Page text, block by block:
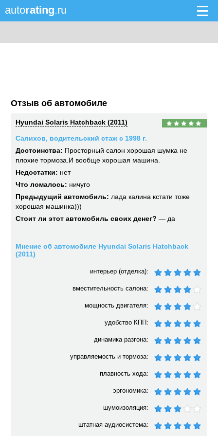
autorating.ru
Отзыв об автомобиле
Hyundai Solaris Hatchback (2011)
Салихов, водительский стаж с 1998 г.
Достоинства: Просторный салон хорошая шумка не
плохие тормоза.И вообще хорошая машина.
Недостатки: нет
Что ломалось: ничуго
Предыдущий автомобиль: лада калина кстати тоже
хорошая машинка)))
Стоит ли этот автомобиль своих денег? — да
Мнение об автомобиле Hyundai Solaris Hatchback
(2011)
интерьер (отделка):
вместительность салона:
мощность двигателя:
удобство КПП:
динамика разгона:
управляемость и тормоза:
плавность хода:
эргономика:
шумоизоляция:
штатная аудиосистема: